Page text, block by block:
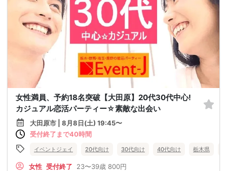
女性満員、予約18名突破【大田原】20代30代中心!
カジュアル恋活パーティー☆素敵な出会い
大田原市 | 8月8日(土) 19:45〜
受付終了まで40時間
イベントジェイ 20代向け 30代向け 40代向け 栃木県
女性 受付終了 23〜39歳 800円